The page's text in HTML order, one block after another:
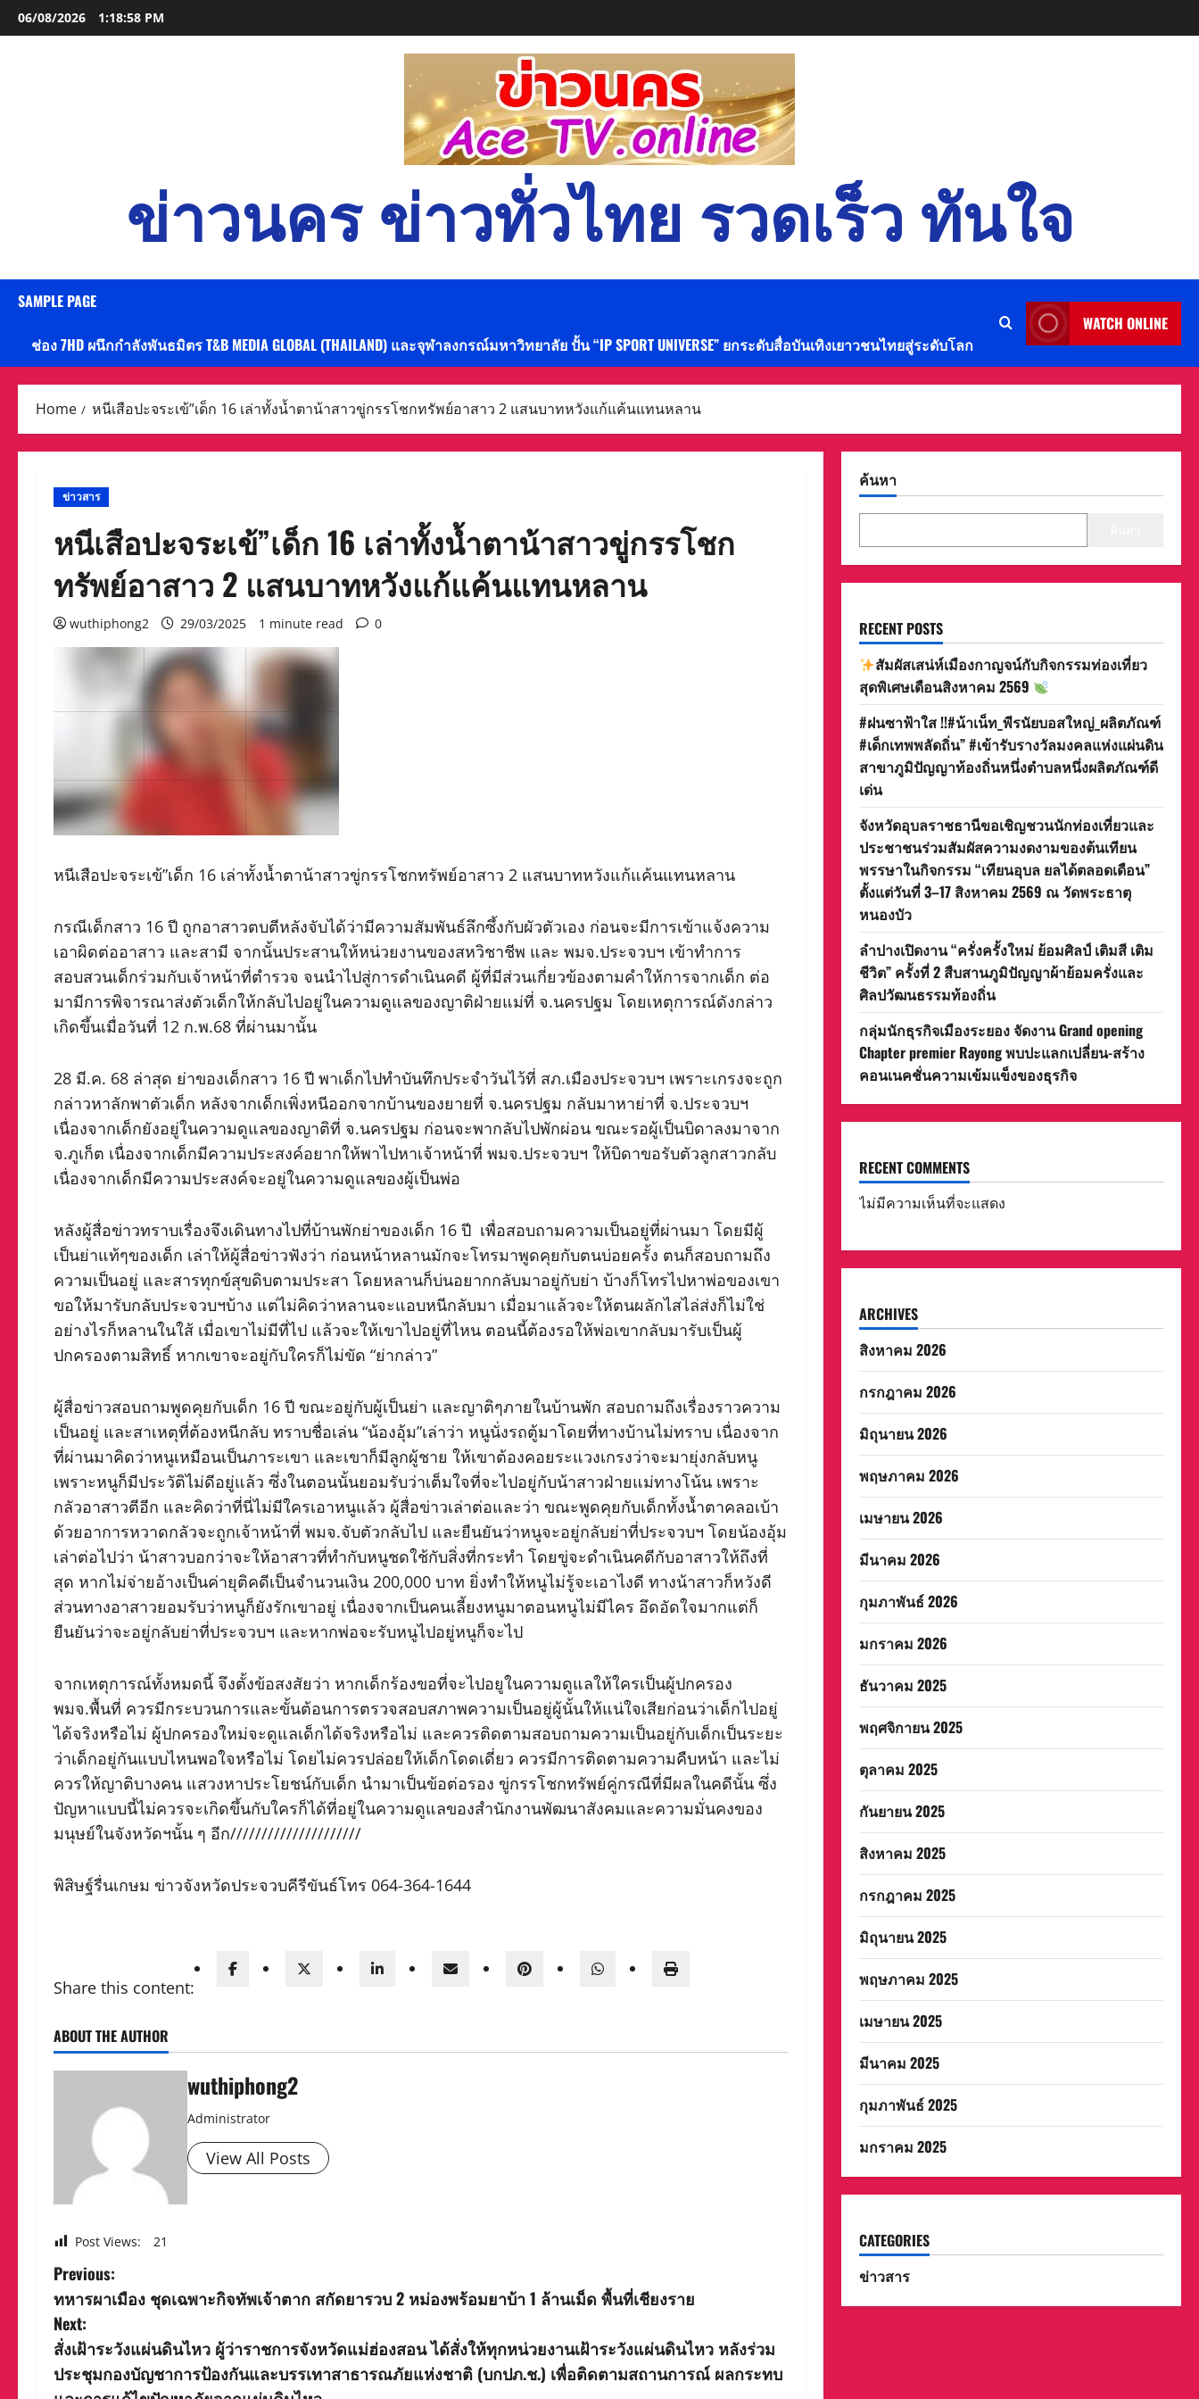
Skip
to
06/08/2026 1:18:59 PM
ข่าวนคร ข่าวทั่วไทย รวดเร็ว ทันใจ
SAMPLE PAGE
ช่อง 7HD ผนึกกำลังพันธมิตร T&B MEDIA GLOBAL (THAILAND) และจุฬาลงกรณ์มหาวิทยาลัย ปั้น “IP SPORT UNIVERSE” ยกระดับสื่อบันเทิงเยาวชนไทยสู่ระดับโลก
WATCH ONLINE
Home หนีเสือปะจระเข้”เด็ก 16 เล่าทั้งน้ำตาน้าสาวขู่กรรโชกทรัพย์อาสาว 2 แสนบาทหวังแก้แค้นแทนหลาน
ข่าวสาร
หนีเสือปะจระเข้”เด็ก 16 เล่าทั้งน้ำตาน้าสาวขู่กรรโชก
ทรัพย์อาสาว 2 แสนบาทหวังแก้แค้นแทนหลาน
wuthiphong2 29/03/2025 1 minute read 0
หนีเสือปะจระเข้”เด็ก 16 เล่าทั้งน้ำตาน้าสาวขู่กรรโชกทรัพย์อาสาว 2 แสนบาทหวังแก้แค้นแทนหลาน
กรณีเด็กสาว 16 ปี ถูกอาสาวตบตีหลังจับได้ว่ามีความสัมพันธ์ลึกซึ้งกับผัวตัวเอง ก่อนจะมีการเข้าแจ้งความ
เอาผิดต่ออาสาว และสามี จากนั้นประสานให้หน่วยงานของสหวิชาชีพ และ พมจ.ประจวบฯ เข้าทำการ
สอบสวนเด็กร่วมกับเจ้าหน้าที่ตำรวจ จนนำไปสู่การดำเนินคดี ผู้ที่มีส่วนเกี่ยวข้องตามคำให้การจากเด็ก ต่อ
มามีการพิจารณาส่งตัวเด็กให้กลับไปอยู่ในความดูแลของญาติฝ่ายแม่ที่ จ.นครปฐม โดยเหตุการณ์ดังกล่าว
เกิดขึ้นเมื่อวันที่ 12 ก.พ.68 ที่ผ่านมานั้น
28 มี.ค. 68 ล่าสุด ย่าของเด็กสาว 16 ปี พาเด็กไปทำบันทึกประจำวันไว้ที่ สภ.เมืองประจวบฯ เพราะเกรงจะถูก
กล่าวหาลักพาตัวเด็ก หลังจากเด็กเพิ่งหนีออกจากบ้านของยายที่ จ.นครปฐม กลับมาหาย่าที่ จ.ประจวบฯ
เนื่องจากเด็กยังอยู่ในความดูแลของญาติที่ จ.นครปฐม ก่อนจะพากลับไปพักผ่อน ขณะรอผู้เป็นบิดาลงมาจาก
จ.ภูเก็ต เนื่องจากเด็กมีความประสงค์อยากให้พาไปหาเจ้าหน้าที่ พมจ.ประจวบฯ ให้บิดาขอรับตัวลูกสาวกลับ
เนื่องจากเด็กมีความประสงค์จะอยู่ในความดูแลของผู้เป็นพ่อ
หลังผู้สื่อข่าวทราบเรื่องจึงเดินทางไปที่บ้านพักย่าของเด็ก 16 ปี เพื่อสอบถามความเป็นอยู่ที่ผ่านมา โดยมีผู้
เป็นย่าแท้ๆของเด็ก เล่าให้ผู้สื่อข่าวฟังว่า ก่อนหน้าหลานมักจะโทรมาพูดคุยกับตนบ่อยครั้ง ตนก็สอบถามถึง
ความเป็นอยู่ และสารทุกข์สุขดิบตามประสา โดยหลานก็บ่นอยากกลับมาอยู่กับย่า บ้างก็โทรไปหาพ่อของเขา
ขอให้มารับกลับประจวบฯบ้าง แต่ไม่คิดว่าหลานจะแอบหนีกลับมา เมื่อมาแล้วจะให้ตนผลักไสไล่ส่งก็ไม่ใช่
อย่างไรก็หลานในใส้ เมื่อเขาไม่มีที่ไป แล้วจะให้เขาไปอยู่ที่ไหน ตอนนี้ต้องรอให้พ่อเขากลับมารับเป็นผู้
ปกครองตามสิทธิ์ หากเขาจะอยู่กับใครก็ไม่ขัด “ย่ากล่าว”
ผู้สื่อข่าวสอบถามพูดคุยกับเด็ก 16 ปี ขณะอยู่กับผู้เป็นย่า และญาติๆภายในบ้านพัก สอบถามถึงเรื่องราวความ
เป็นอยู่ และสาเหตุที่ต้องหนีกลับ ทราบชื่อเล่น “น้องอุ้ม”เล่าว่า หนูนั่งรถตู้มาโดยที่ทางบ้านไม่ทราบ เนื่องจาก
ที่ผ่านมาคิดว่าหนูเหมือนเป็นภาระเขา และเขาก็มีลูกผู้ชาย ให้เขาต้องคอยระแวงเกรงว่าจะมายุ่งกลับหนู
เพราะหนูก็มีประวัติไม่ดีอยู่แล้ว ซึ่งในตอนนั้นยอมรับว่าเต็มใจที่จะไปอยู่กับน้าสาวฝ่ายแม่ทางโน้น เพราะ
กลัวอาสาวตีอีก และคิดว่าที่นี่ไม่มีใครเอาหนูแล้ว ผู้สื่อข่าวเล่าต่อและว่า ขณะพูดคุยกับเด็กทั้งน้ำตาคลอเบ้า
ด้วยอาการหวาดกลัวจะถูกเจ้าหน้าที่ พมจ.จับตัวกลับไป และยืนยันว่าหนูจะอยู่กลับย่าที่ประจวบฯ โดยน้องอุ้ม
เล่าต่อไปว่า น้าสาวบอกว่าจะให้อาสาวที่ทำกับหนูชดใช้กับสิ่งที่กระทำ โดยขู่จะดำเนินคดีกับอาสาวให้ถึงที่
สุด หากไม่จ่ายอ้างเป็นค่ายุติคดีเป็นจำนวนเงิน 200,000 บาท ยิ่งทำให้หนูไม่รู้จะเอาไงดี ทางน้าสาวก็หวังดี
ส่วนทางอาสาวยอมรับว่าหนูก็ยังรักเขาอยู่ เนื่องจากเป็นคนเลี้ยงหนูมาตอนหนูไม่มีไคร อึดอัดใจมากแต่ก็
ยืนยันว่าจะอยู่กลับย่าที่ประจวบฯ และหากพ่อจะรับหนูไปอยู่หนูก็จะไป
จากเหตุการณ์ทั้งหมดนี้ จึงตั้งข้อสงสัยว่า หากเด็กร้องขอที่จะไปอยูในความดูแลให้ใครเป็นผู้ปกครอง
พมจ.พื้นที่ ควรมีกระบวนการและขั้นต้อนการตรวจสอบสภาพความเป็นอยู่ผู้นั้นให้แน่ใจเสียก่อนว่าเด็กไปอยู่
ได้จริงหรือไม่ ผู้ปกครองใหม่จะดูแลเด็กได้จริงหรือไม่ และควรติดตามสอบถามความเป็นอยู่กับเด็กเป็นระยะ
ว่าเด็กอยู่กันแบบไหนพอใจหรือไม่ โดยไม่ควรปล่อยให้เด็กโดดเดี่ยว ควรมีการติดตามความคืบหน้า และไม่
ควรให้ญาติบางคน แสวงหาประโยชน์กับเด็ก นำมาเป็นข้อต่อรอง ขู่กรรโชกทรัพย์คู่กรณีที่มีผลในคดีนั้น ซึ่ง
ปัญหาแบบนี้ไม่ควรจะเกิดขึ้นกับใครก็ได้ที่อยู่ในความดูแลของสำนักงานพัฒนาสังคมและความมั่นคงของ
มนุษย์ในจังหวัดฯนั้น ๆ อีก/////////////////////
พิสิษฐ์รื่นเกษม ข่าวจังหวัดประจวบคีรีขันธ์โทร 064-364-1644
Share this content:
ABOUT THE AUTHOR
wuthiphong2
Administrator
View All Posts
Post Views: 21
P
o
s
t
Previous:
ทหารผาเมือง ชุดเฉพาะกิจทัพเจ้าตาก สกัดยารวบ 2 หม่องพร้อมยาบ้า 1 ล้านเม็ด พื้นที่เชียงราย
Next:
สั่งเฝ้าระวังแผ่นดินไหว ผู้ว่าราชการจังหวัดแม่ฮ่องสอน ได้สั่งให้ทุกหน่วยงานเฝ้าระวังแผ่นดินไหว หลังร่วม
ประชุมกองบัญชาการป้องกันและบรรเทาสาธารณภัยแห่งชาติ (บกปภ.ช.) เพื่อติดตามสถานการณ์ ผลกระทบ
ค้นหา
RECENT POSTS
สัมผัสเสน่ห์เมืองกาญจน์กับกิจกรรมท่องเที่ยว
สุดพิเศษเดือนสิงหาคม 2569
#ฝนซาฟ้าใส !!#น้าเน็ท_พีรนัยบอสใหญ่_ผลิตภัณฑ์
#เด็กเทพพลัดถิ่น” #เข้ารับรางวัลมงคลแห่งแผ่นดิน
สาขาภูมิปัญญาท้องถิ่นหนึ่งตำบลหนึ่งผลิตภัณฑ์ดี
เด่น
จังหวัดอุบลราชธานีขอเชิญชวนนักท่องเที่ยวและ
ประชาชนร่วมสัมผัสความงดงามของต้นเทียน
พรรษาในกิจกรรม “เทียนอุบล ยลได้ตลอดเดือน”
ตั้งแต่วันที่ 3–17 สิงหาคม 2569 ณ วัดพระธาตุ
หนองบัว
ลำปางเปิดงาน “ครั่งครั้งใหม่ ย้อมศิลป์ เติมสี เติม
ชีวิต” ครั้งที่ 2 สืบสานภูมิปัญญาผ้าย้อมครั่งและ
ศิลปวัฒนธรรมท้องถิ่น
กลุ่มนักธุรกิจเมืองระยอง จัดงาน Grand opening
Chapter premier Rayong พบปะแลกเปลี่ยน-สร้าง
คอนเนคชั่นความเข้มแข็งของธุรกิจ
RECENT COMMENTS
ไม่มีความเห็นที่จะแสดง
ARCHIVES
สิงหาคม 2026
กรกฎาคม 2026
มิถุนายน 2026
พฤษภาคม 2026
เมษายน 2026
มีนาคม 2026
กุมภาพันธ์ 2026
มกราคม 2026
ธันวาคม 2025
พฤศจิกายน 2025
ตุลาคม 2025
กันยายน 2025
สิงหาคม 2025
กรกฎาคม 2025
มิถุนายน 2025
พฤษภาคม 2025
เมษายน 2025
มีนาคม 2025
กุมภาพันธ์ 2025
มกราคม 2025
CATEGORIES
ข่าวสาร